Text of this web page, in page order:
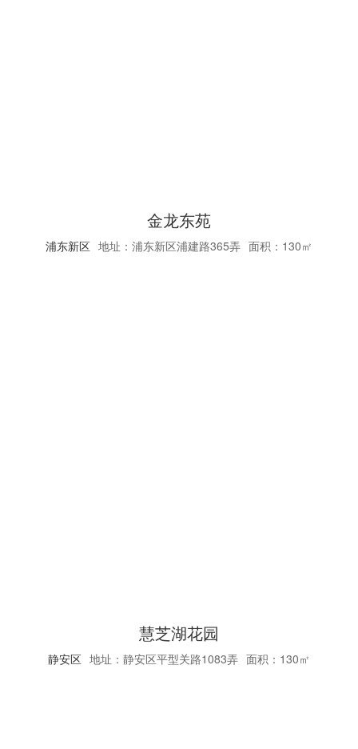
金龙东苑
浦东新区 地址：浦东新区浦建路365弄 面积：130㎡
慧芝湖花园
静安区 地址：静安区平型关路1083弄 面积：130㎡